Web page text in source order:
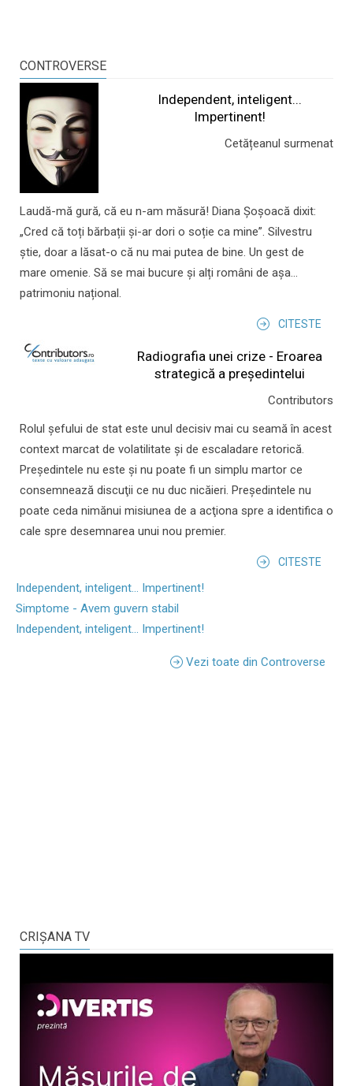
CONTROVERSE
Independent, inteligent...
Impertinent!
Cetățeanul surmenat
Laudă-mă gură, că eu n-am măsură! Diana Șoșoacă dixit:
„Cred că toți bărbații și-ar dori o soție ca mine”. Silvestru
știe, doar a lăsat-o că nu mai putea de bine. Un gest de
mare omenie. Să se mai bucure și alți români de așa...
patrimoniu național.
CITESTE
Radiografia unei crize - Eroarea
strategică a președintelui
Contributors
Rolul şefului de stat este unul decisiv mai cu seamă în acest
context marcat de volatilitate şi de escaladare retorică.
Preşedintele nu este şi nu poate fi un simplu martor ce
consemnează discuţii ce nu duc nicăieri. Preşedintele nu
poate ceda nimănui misiunea de a acţiona spre a identifica o
cale spre desemnarea unui nou premier.
CITESTE
Independent, inteligent... Impertinent!
Simptome - Avem guvern stabil
Independent, inteligent... Impertinent!
Vezi toate din Controverse
CRIŞANA TV